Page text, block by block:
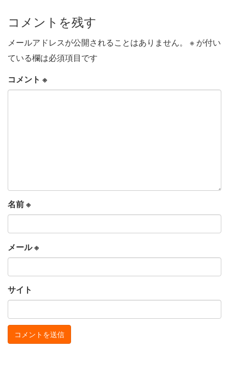
コメントを残す
メールアドレスが公開されることはありません。 ※ が付い
ている欄は必須項目です
コメント ※
名前※
メール※
サイト